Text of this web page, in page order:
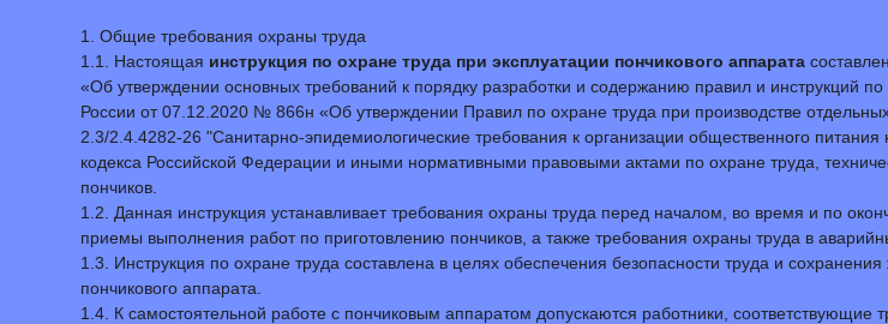
1. Общие требования охраны труда
1.1. Настоящая инструкция по охране труда при эксплуатации пончикового аппарата
«Об утверждении основных требований к порядку разработки и содержанию правил и инструкций по
России от 07.12.2020 № 866н «Об утверждении Правил по охране труда при производстве
2.3/2.4.4282-26 "Санитарно-эпидемиологические требования к организации общественного
кодекса Российской Федерации и иными нормативными правовыми актами по охране труда,
пончиков.
1.2. Данная инструкция устанавливает требования охраны труда перед началом, во время и по
приемы выполнения работ по приготовлению пончиков, а также требования охраны труда в
1.3. Инструкция по охране труда составлена в целях обеспечения безопасности труда и
пончикового аппарата.
1.4. К самостоятельной работе с пончиковым аппаратом допускаются работники,